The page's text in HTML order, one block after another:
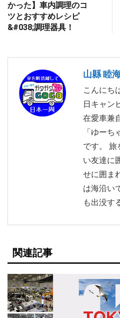
かった】車内調理のコ
ツとおすすめレシピ
&#038;調理器具！
山縣 睦
こんにち
日キャン
在愛車兼
「ゆー
です。 旅
い友達に
せに囲ま
は海沿い
も出没す
関連記事